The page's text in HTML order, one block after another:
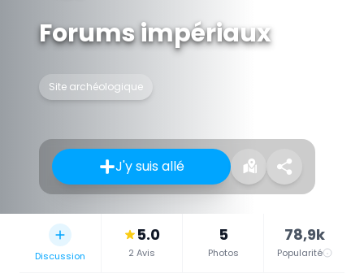
Forums impériaux
Site archéologique
J'y suis allé
Discussion
5.0
2 Avis
5
Photos
78,9k
Popularité